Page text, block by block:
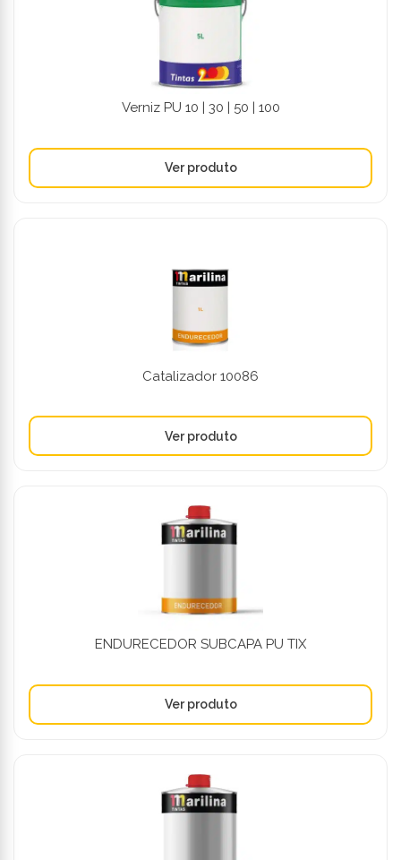
Verniz PU 10 | 30 | 50 | 100
Catalizador 10086
ENDURECEDOR SUBCAPA PU TIX